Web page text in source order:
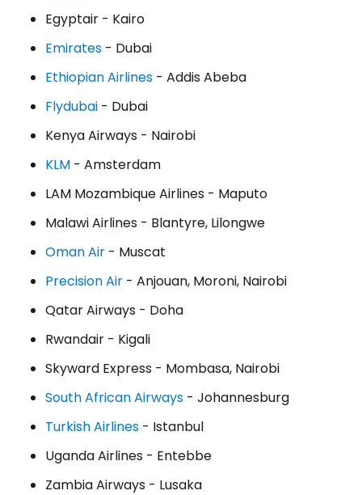
Egyptair - Kairo
Emirates - Dubai
Ethiopian Airlines - Addis Abeba
Flydubai - Dubai
Kenya Airways - Nairobi
KLM - Amsterdam
LAM Mozambique Airlines - Maputo
Malawi Airlines - Blantyre, Lilongwe
Oman Air - Muscat
Precision Air - Anjouan, Moroni, Nairobi
Qatar Airways - Doha
Rwandair - Kigali
Skyward Express - Mombasa, Nairobi
South African Airways - Johannesburg
Turkish Airlines - Istanbul
Uganda Airlines - Entebbe
Zambia Airways - Lusaka